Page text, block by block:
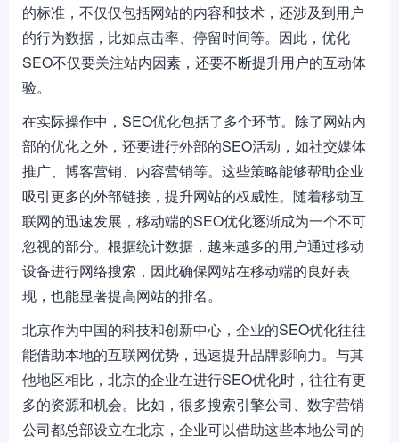
的标准，不仅仅包括网站的内容和技术，还涉及到用户
的行为数据，比如点击率、停留时间等。因此，优化
SEO不仅要关注站内因素，还要不断提升用户的互动体
验。
在实际操作中，SEO优化包括了多个环节。除了网站内
部的优化之外，还要进行外部的SEO活动，如社交媒体
推广、博客营销、内容营销等。这些策略能够帮助企业
吸引更多的外部链接，提升网站的权威性。随着移动互
联网的迅速发展，移动端的SEO优化逐渐成为一个不可
忽视的部分。根据统计数据，越来越多的用户通过移动
设备进行网络搜索，因此确保网站在移动端的良好表
现，也能显著提高网站的排名。
北京作为中国的科技和创新中心，企业的SEO优化往往
能借助本地的互联网优势，迅速提升品牌影响力。与其
他地区相比，北京的企业在进行SEO优化时，往往有更
多的资源和机会。比如，很多搜索引擎公司、数字营销
公司都总部设立在北京，企业可以借助这些本地公司的